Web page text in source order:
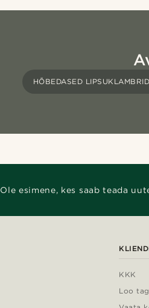
HÕBEDASED LIPSUKLAMBRID
Ole esimene, kes saab teada
KKK
Loo